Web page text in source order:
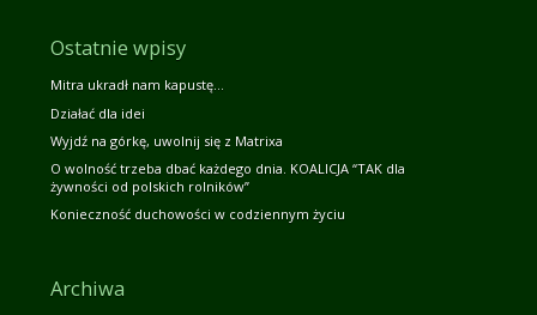
Ostatnie wpisy
Mitra ukradł nam kapustę…
Działać dla idei
Wyjdź na górkę, uwolnij się z Matrixa
O wolność trzeba dbać każdego dnia. KOALICJA “TAK dla
żywności od polskich rolników”
Konieczność duchowości w codziennym życiu
Archiwa